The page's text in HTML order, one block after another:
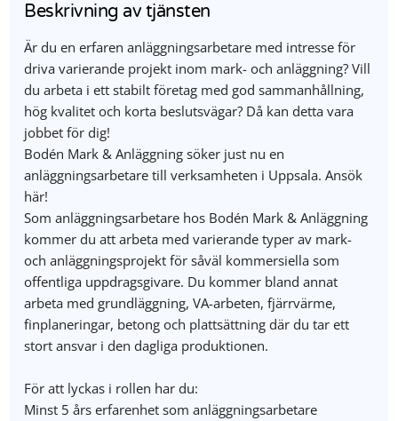
Beskrivning av tjänsten
Är du en erfaren anläggningsarbetare med intresse för
driva varierande projekt inom mark- och anläggning? Vill
du arbeta i ett stabilt företag med god sammanhållning,
hög kvalitet och korta beslutsvägar? Då kan detta vara
jobbet för dig!
Bodén Mark & Anläggning söker just nu en
anläggningsarbetare till verksamheten i Uppsala. Ansök
här!
Som anläggningsarbetare hos Bodén Mark & Anläggning
kommer du att arbeta med varierande typer av mark-
och anläggningsprojekt för såväl kommersiella som
offentliga uppdragsgivare. Du kommer bland annat
arbeta med grundläggning, VA-arbeten, fjärrvärme,
finplaneringar, betong och plattsättning där du tar ett
stort ansvar i den dagliga produktionen.
För att lyckas i rollen har du:
Minst 5 års erfarenhet som anläggningsarbetare